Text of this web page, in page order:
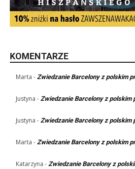
KOMENTARZE
Marta - Zwiedzanie Barcelony z polskim
Justyna - Zwiedzanie Barcelony z polskim
Justyna - Zwiedzanie Barcelony z polskim
Marta - Zwiedzanie Barcelony z polskim
Katarzyna - Zwiedzanie Barcelony z